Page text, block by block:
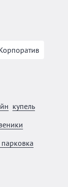
купель